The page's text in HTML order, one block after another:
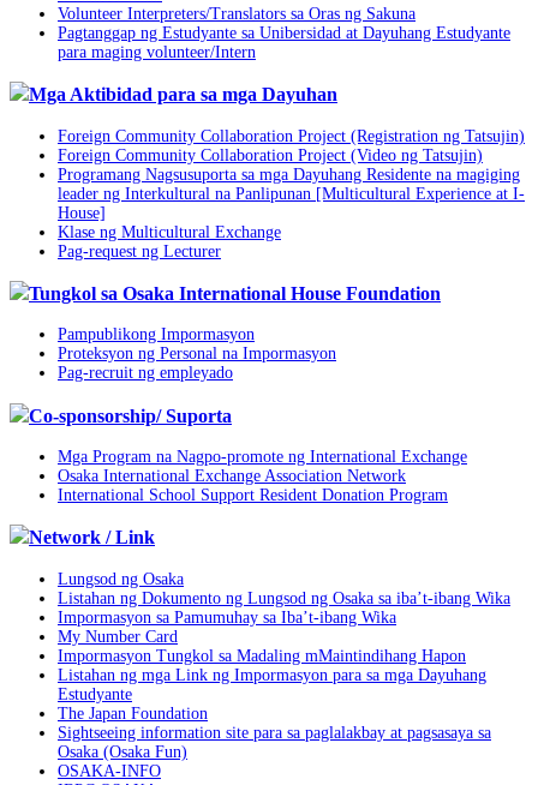
Volunteer Interpreters/Translators sa Oras ng Sakuna
Pagtanggap ng Estudyante sa Unibersidad at Dayuhang Estudyante
para maging volunteer/Intern
Mga Aktibidad para sa mga Dayuhan
Foreign Community Collaboration Project (Registration ng Tatsujin)
Foreign Community Collaboration Project (Video ng Tatsujin)
Programang Nagsusuporta sa mga Dayuhang Residente na magiging
leader ng Interkultural na Panlipunan [Multicultural Experience at I-
House]
Klase ng Multicultural Exchange
Pag-request ng Lecturer
Tungkol sa Osaka International House Foundation
Pampublikong Impormasyon
Proteksyon ng Personal na Impormasyon
Pag-recruit ng empleyado
Co-sponsorship/ Suporta
Mga Program na Nagpo-promote ng International Exchange
Osaka International Exchange Association Network
International School Support Resident Donation Program
Network / Link
Lungsod ng Osaka
Listahan ng Dokumento ng Lungsod ng Osaka sa iba’t-ibang Wika
Impormasyon sa Pamumuhay sa Iba’t-ibang Wika
My Number Card
Impormasyon Tungkol sa Madaling mMaintindihang Hapon
Listahan ng mga Link ng Impormasyon para sa mga Dayuhang
Estudyante
The Japan Foundation
Sightseeing information site para sa paglalakbay at pagsasaya sa
Osaka (Osaka Fun)
OSAKA-INFO